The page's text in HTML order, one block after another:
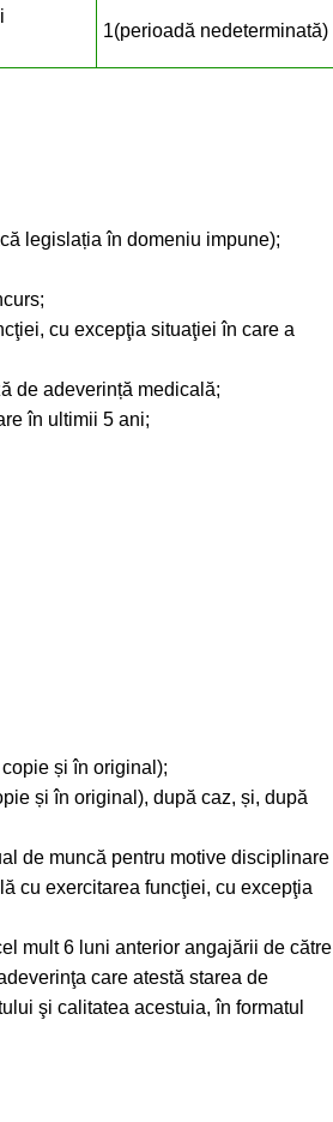
1(perioadă nedeterminată)
legislația în domeniu impune);
cu excepţia situaţiei în care a
de adeverință medicală;
în ultimii 5 ani;
și în original);
și în original), după caz, și, după
de muncă pentru motive disciplinare
cu exercitarea funcţiei, cu excepţia
mult 6 luni anterior angajării de către
care atestă starea de
şi calitatea acestuia, în formatul